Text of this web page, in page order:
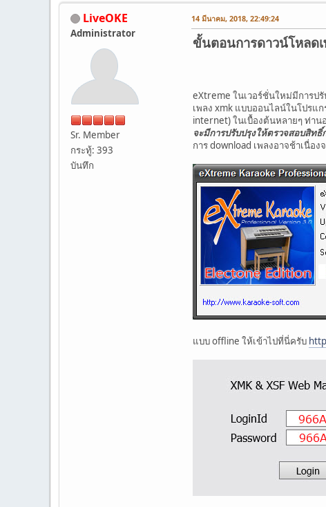
LiveOKE
Administrator
Sr. Member
กระทู้: 393
บันทึก
14 มีนาคม, 2018, 22:49:24
ขั้นตอนการดาวน์โหลด
eXtreme ในเวอร์ชั่นใหม่มีการปรั
เพลง xmk แบบออนไลน์ในโปรแ
internet) ในเบื้องต้นหลายๆ ท่า
จะมีการปรับปรุงให้ตรวจสอบสิท
การ download เพลงอาจช้าเนื่อ
แบบ offline ให้เข้าไปที่นี่ครับ